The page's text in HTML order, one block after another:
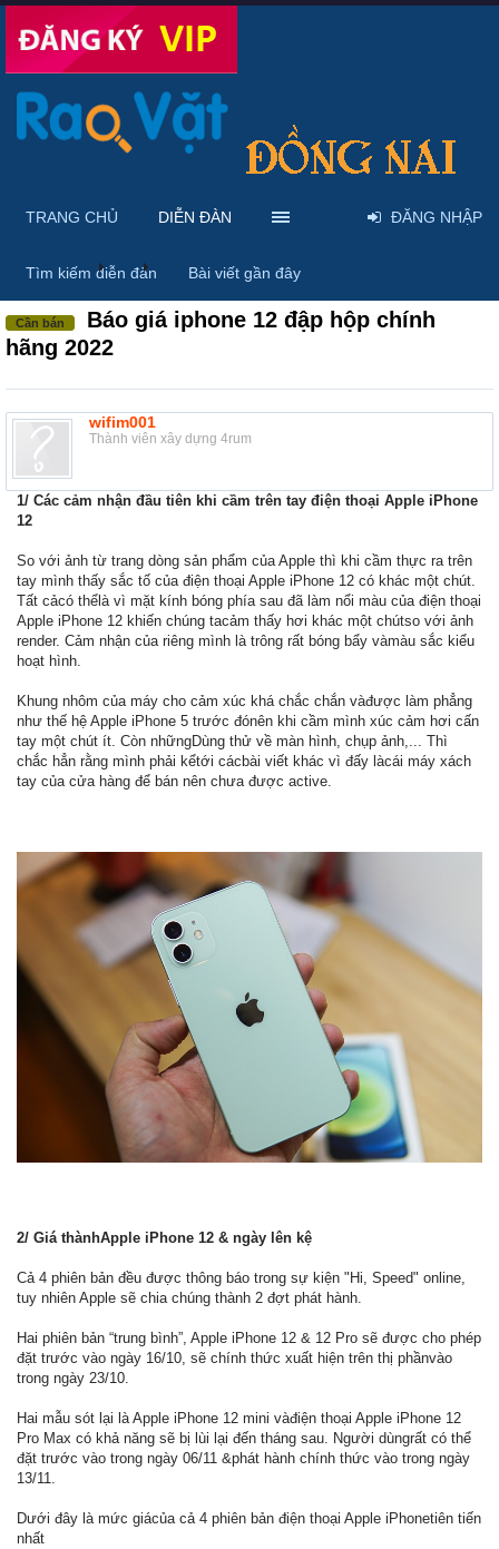
Diễn đàn ... Mua bán & sửa điện thoại
Cần bán
Báo giá iphone 12 đập hộp chính
hãng 2022
wifim001
Thành viên xây dựng 4rum
1/ Các cảm nhận đầu tiên khi cầm trên tay điện thoại Apple iPhone
12
So với ảnh từ trang dòng sản phẩm của Apple thì khi cầm thực ra trên
tay mình thấy sắc tố của điện thoại Apple iPhone 12 có khác một chút.
Tất cảcó thểlà vì mặt kính bóng phía sau đã làm nổi màu của điện thoại
Apple iPhone 12 khiến chúng tacảm thấy hơi khác một chútso với ảnh
render. Cảm nhận của riêng mình là trông rất bóng bẩy vàmàu sắc kiểu
hoạt hình.
Khung nhôm của máy cho cảm xúc khá chắc chắn vàđược làm phẳng
như thế hệ Apple iPhone 5 trước đónên khi cầm mình xúc cảm hơi cấn
tay một chút ít. Còn nhữngDùng thử về màn hình, chụp ảnh,... Thì
chắc hẳn rằng mình phải kểtới cácbài viết khác vì đấy làcái máy xách
tay của cửa hàng để bán nên chưa được active.
2/ Giá thànhApple iPhone 12 & ngày lên kệ
Cả 4 phiên bản đều được thông báo trong sự kiện "Hi, Speed" online,
tuy nhiên Apple sẽ chia chúng thành 2 đợt phát hành.
Hai phiên bản “trung bình”, Apple iPhone 12 & 12 Pro sẽ được cho phép
đặt trước vào ngày 16/10, sẽ chính thức xuất hiện trên thị phầnvào
trong ngày 23/10.
Hai mẫu sót lại là Apple iPhone 12 mini vàđiện thoại Apple iPhone 12
Pro Max có khả năng sẽ bị lùi lại đến tháng sau. Người dùngrất có thể
đặt trước vào trong ngày 06/11 &phát hành chính thức vào trong ngày
13/11.
Dưới đây là mức giácủa cả 4 phiên bản điện thoại Apple iPhonetiên tiến
nhất
TRANG CHỦ DIỄN ĐÀN
Tìm kiếm diễn đàn Bài viết gần đây
ĐĂNG NHẬP